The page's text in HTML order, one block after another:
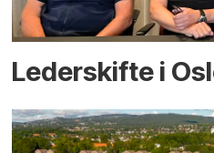
Lederskifte i